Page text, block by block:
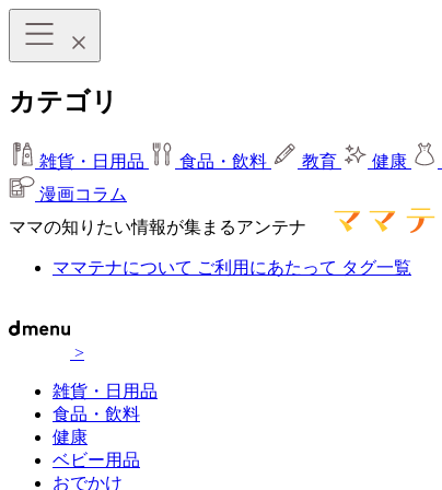
カテゴリ
雑貨・日用品 食品・飲料 教育 健康
漫画コラム
ママの知りたい情報が集まるアンテナ
ママテナについて ご利用にあたって タグ一覧
>
雑貨・日用品
食品・飲料
健康
ベビー用品
おでかけ